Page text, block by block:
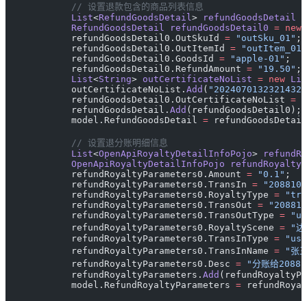
            // 设置退款包含的商品列表信息
            List
<RefundGoodsDetail > refundGoodsDetail
            RefundGoodsDetail
refundGoodsDetail0 = new
            refundGoodsDetail0.OutSkuId
= "outSku_01" ;
            refundGoodsDetail0.OutItemId
= "outItem_01"
            refundGoodsDetail0.GoodsId
= "apple-01" ;
            refundGoodsDetail0.RefundAmount
= "19.50" ;
            List
<String> outCertificateNoList = new
            outCertificateNoList.
Add (
            refundGoodsDetail0.OutCertificateNoList
=
            refundGoodsDetail.
Add (refundGoodsDetail0);
            model.RefundGoodsDetail
=
            // 设置退分账明细信息
            List
<OpenApiRoyaltyDetailInfoPojo>
            OpenApiRoyaltyDetailInfoPojo
            refundRoyaltyParameters0.Amount
= "0.1" ;
            refundRoyaltyParameters0.TransIn
=
            refundRoyaltyParameters0.RoyaltyType
=
            refundRoyaltyParameters0.TransOut
=
            refundRoyaltyParameters0.TransOutType
=
            refundRoyaltyParameters0.RoyaltyScene
= "达
            refundRoyaltyParameters0.TransInType
=
            refundRoyaltyParameters0.TransInName
= "张
            refundRoyaltyParameters0.Desc
= "分账给
            refundRoyaltyParameters.
Add
            model.RefundRoyaltyParameters
=